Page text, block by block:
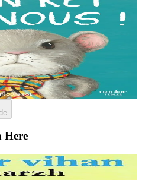
souris. C'est la souris la plus
environs, jusqu'à sa rencontre
Here